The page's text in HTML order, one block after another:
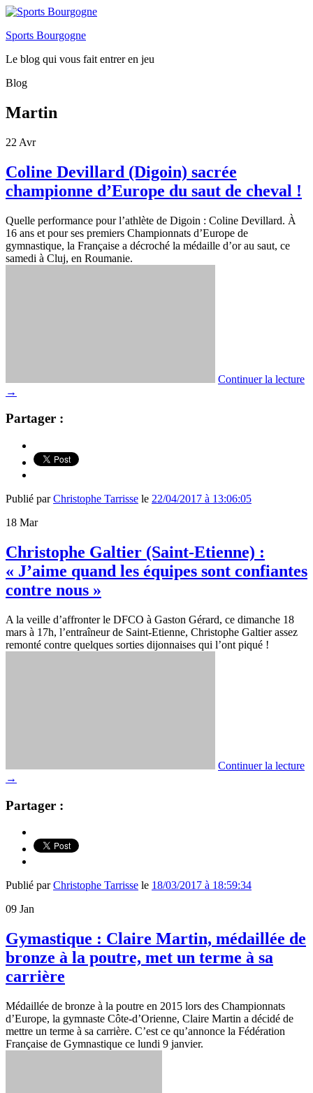
Sports Bourgogne
Le blog qui vous fait entrer en jeu
Blog
Martin
22 Avr
Coline Devillard (Digoin) sacrée
championne d’Europe du saut de cheval !
Quelle performance pour l’athlète de Digoin : Coline Devillard. À
16 ans et pour ses premiers Championnats d’Europe de
gymnastique, la Française a décroché la médaille d’or au saut, ce
samedi à Cluj, en Roumanie.
Continuer la lecture
→
Partager :
Publié parChristophe Tarrisse le 22/04/2017 à 13:06:05
18 Mar
Christophe Galtier (Saint-Etienne) :
« J’aime quand les équipes sont confiantes
contre nous »
A la veille d’affronter le DFCO à Gaston Gérard, ce dimanche 18
mars à 17h, l’entraîneur de Saint-Etienne, Christophe Galtier assez
remonté contre quelques sorties dijonnaises qui l’ont piqué !
Continuer la lecture
→
Partager :
Publié parChristophe Tarrisse le 18/03/2017 à 18:59:34
09 Jan
Gymastique : Claire Martin, médaillée de
bronze à la poutre, met un terme à sa
carrière
Médaillée de bronze à la poutre en 2015 lors des Championnats
d’Europe, la gymnaste Côte-d’Orienne, Claire Martin a décidé de
mettre un terme à sa carrière. C’est ce qu’annonce la Fédération
Française de Gymnastique ce lundi 9 janvier.